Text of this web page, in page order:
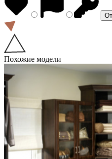
Похожие модели